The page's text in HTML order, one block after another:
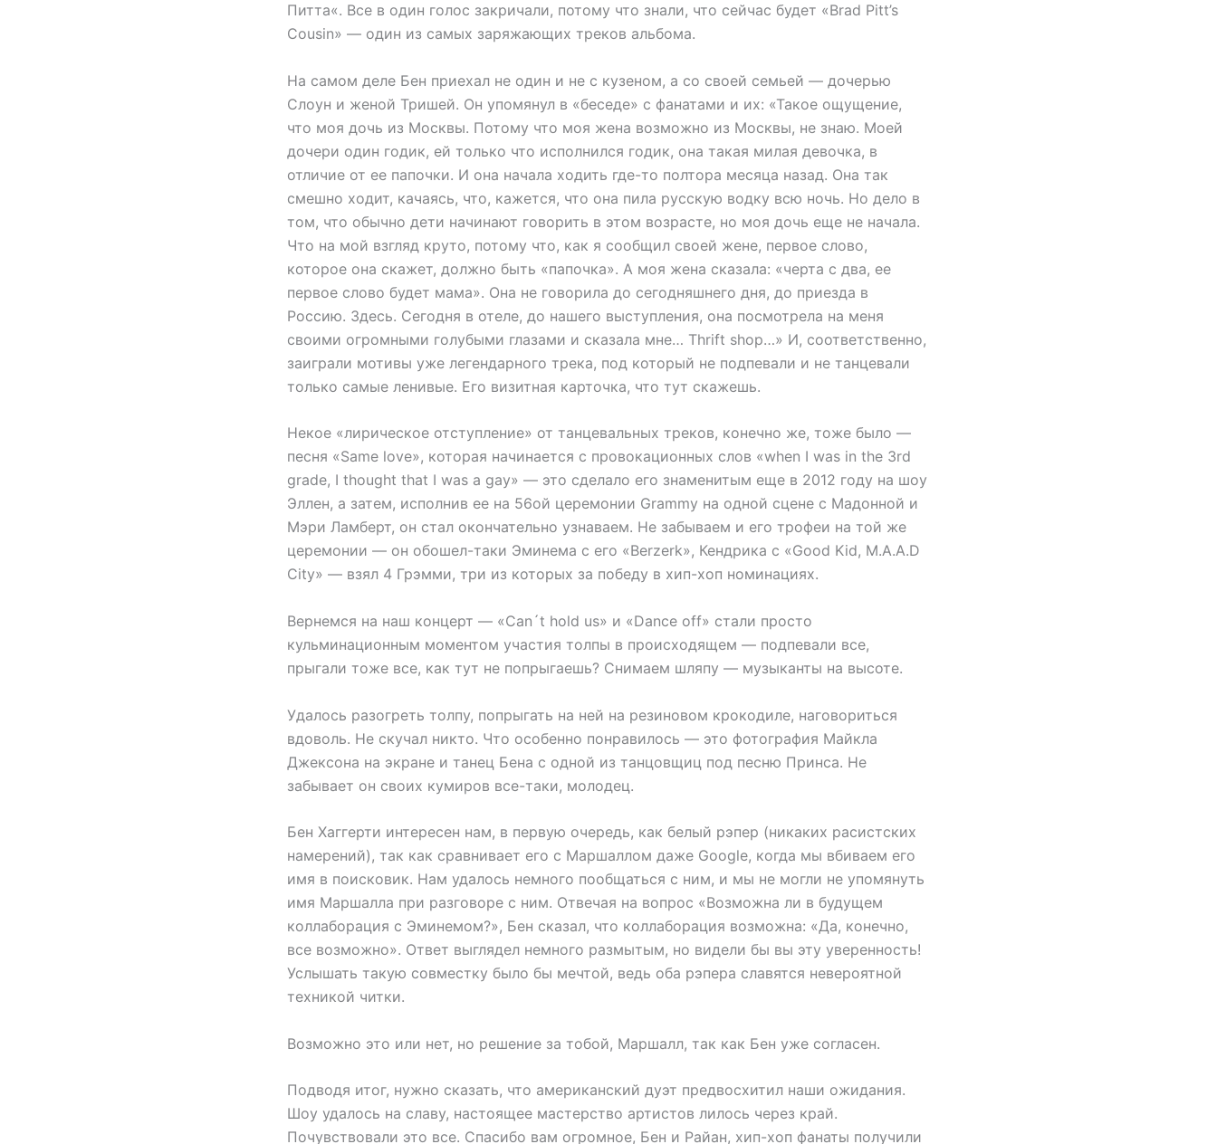
Питта«. Все в один голос закричали, потому что знали, что сейчас будет «Brad Pitt’s
Cousin» — один из самых заряжающих треков альбома.
На самом деле Бен приехал не один и не с кузеном, а со своей семьей — дочерью
Слоун и женой Тришей. Он упомянул в «беседе» с фанатами и их: «Такое ощущение,
что моя дочь из Москвы. Потому что моя жена возможно из Москвы, не знаю. Моей
дочери один годик, ей только что исполнился годик, она такая милая девочка, в
отличие от ее папочки. И она начала ходить где-то полтора месяца назад. Она так
смешно ходит, качаясь, что, кажется, что она пила русскую водку всю ночь. Но дело в
том, что обычно дети начинают говорить в этом возрасте, но моя дочь еще не начала.
Что на мой взгляд круто, потому что, как я сообщил своей жене, первое слово,
которое она скажет, должно быть «папочка». А моя жена сказала: «черта с два, ее
первое слово будет мама». Она не говорила до сегодняшнего дня, до приезда в
Россию. Здесь. Сегодня в отеле, до нашего выступления, она посмотрела на меня
своими огромными голубыми глазами и сказала мне… Thrift shop…» И, соответственно,
заиграли мотивы уже легендарного трека, под который не подпевали и не танцевали
только самые ленивые. Его визитная карточка, что тут скажешь.
Некое «лирическое отступление» от танцевальных треков, конечно же, тоже было —
песня «Same love», которая начинается с провокационных слов «when I was in the 3rd
grade, I thought that I was a gay» — это сделало его знаменитым еще в 2012 году на шоу
Эллен, а затем, исполнив ее на 56ой церемонии Grammy на одной сцене с Мадонной и
Мэри Ламберт, он стал окончательно узнаваем. Не забываем и его трофеи на той же
церемонии — он обошел-таки Эминема с его «Berzerk», Кендрика с «Good Kid, M.A.A.D
City» — взял 4 Грэмми, три из которых за победу в хип-хоп номинациях.
Вернемся на наш концерт — «Can´t hold us» и «Dance off» стали просто
кульминационным моментом участия толпы в происходящем — подпевали все,
прыгали тоже все, как тут не попрыгаешь? Снимаем шляпу — музыканты на высоте.
Удалось разогреть толпу, попрыгать на ней на резиновом крокодиле, наговориться
вдоволь. Не скучал никто. Что особенно понравилось — это фотография Майкла
Джексона на экране и танец Бена с одной из танцовщиц под песню Принса. Не
забывает он своих кумиров все-таки, молодец.
Бен Хаггерти интересен нам, в первую очередь, как белый рэпер (никаких расистских
намерений), так как сравнивает его с Маршаллом даже Google, когда мы вбиваем его
имя в поисковик. Нам удалось немного пообщаться с ним, и мы не могли не упомянуть
имя Маршалла при разговоре с ним. Отвечая на вопрос «Возможна ли в будущем
коллаборация с Эминемом?», Бен сказал, что коллаборация возможна: «Да, конечно,
все возможно». Ответ выглядел немного размытым, но видели бы вы эту уверенность!
Услышать такую совместку было бы мечтой, ведь оба рэпера славятся невероятной
техникой читки.
Возможно это или нет, но решение за тобой, Маршалл, так как Бен уже согласен.
Подводя итог, нужно сказать, что американский дуэт предвосхитил наши ожидания.
Шоу удалось на славу, настоящее мастерство артистов лилось через край.
Почувствовали это все. Спасибо вам огромное, Бен и Райан, хип-хоп фанаты получили